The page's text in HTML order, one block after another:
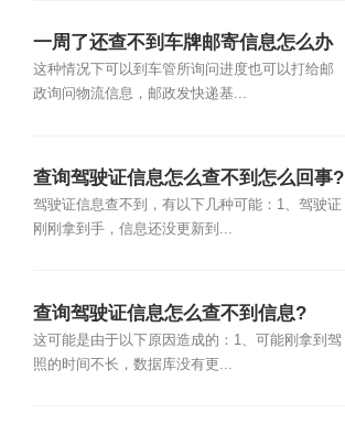
一周了还查不到车牌邮寄信息怎么办
这种情况下可以到车管所询问进度也可以打给邮
政询问物流信息，邮政发快递基...
查询驾驶证信息怎么查不到怎么回事?
驾驶证信息查不到，有以下几种可能：1、驾驶证
刚刚拿到手，信息还没更新到...
查询驾驶证信息怎么查不到信息?
这可能是由于以下原因造成的：1、可能刚拿到驾
照的时间不长，数据库没有更...